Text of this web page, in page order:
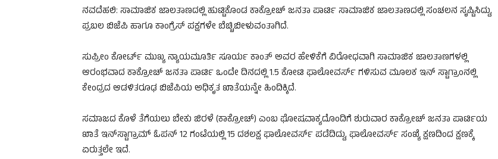
ನವದೆಹಲಿ: ಸಾಮಾಜಿಕ ಜಾಲತಾಣದಲ್ಲಿ ಹುಟ್ಟಿಕೊಂಡ ಕಾಕ್ರೋಚ್ ಜನತಾ ಪಾರ್ಟಿ ಸಾಮಾಜಿಕ ಜಾಲತಾಣದಲ್ಲಿ ಸಂಚಲನ ಸೃಷ್ಟಿಸಿದ್ದು,
ಪ್ರಬಲ ಬಿಜೆಪಿ ಹಾಗೂ ಕಾಂಗ್ರೆಸ್ ಪಕ್ಷಗಳೇ ಬೆಚ್ಚಿಬೀಳುವಂತಾಗಿದೆ.
ಸುಪ್ರೀಂ ಕೋರ್ಟ್ ಮುಖ್ಯ ನ್ಯಾಯಮೂರ್ತಿ ಸೂರ್ಯ ಕಾಂತ್ ಅವರ ಹೇಳಿಕೆಗೆ ವಿರೋಧವಾಗಿ ಸಾಮಾಜಿಕ ಜಾಲತಾಣಗಳಲ್ಲಿ
ಆರಂಭವಾದ ಕಾಕ್ರೋಚ್ ಜನತಾ ಪಾರ್ಟಿ ಒಂದೇ ದಿನದಲ್ಲಿ 1.5 ಕೋಟಿ ಫಾಲೋವರ್ಸ್ ಗಳಿಸುವ ಮೂಲಕ ಇನ್ ಸ್ಟಾಗ್ರಾಂನಲ್ಲಿ
ಕೇಂದ್ರದ ಆಡಳಿತರೂಢ ಬಿಜೆಪಿಯ ಅಧಿಕೃತ ಖಾತೆಯನ್ನೇ ಹಿಂದಿಕ್ಕಿದೆ.
ಸಮಾಜದ ಕೊಳೆ ತೆಗೆಯಲು ಬೇಕು ಜಿರಳೆ (ಕಾಕ್ರೋಚ್) ಎಂಬ ಘೋಷವಾಕ್ಯದೊಂದಿಗೆ ಶುರುವಾರ ಕಾಕ್ರೋಚ್ ಜನತಾ ಪಾರ್ಟಿಯ
ಖಾತೆ ಇನ್‌ಸ್ಟಾಗ್ರಾಮ್‌ ಓಪನ್ 12 ಗಂಟೆಯಲ್ಲಿ 15 ದಶಲಕ್ಷ ಫಾಲೋವರ್ಸ್ ಪಡೆದಿದ್ದು, ಫಾಲೋವರ್ಸ್ ಸಂಖ್ಯೆ ಕ್ಷಣದಿಂದ ಕ್ಷಣಕ್ಕೆ
ಏರುತ್ತಲೇ ಇದೆ.